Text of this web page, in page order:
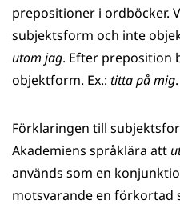
prepositioner i ordböcker.
subjektsform och inte
utom jag. Efter preposition
objektform. Ex.: titta på mig.
Förklaringen till
Akademiens språklära att
används som en
motsvarande en förkortad